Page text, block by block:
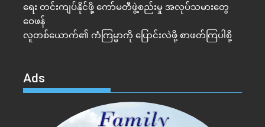
ရေး တင်းကျပ်နိုင်ဖို့ ကော်မတီဖွဲ့စည်းမှု အလုပ်သမားတွေ
ဝေဖန်
လူတစ်ယောက်၏ ကံကြမ္မာကို ပြောင်းလဲဖို့ စာဖတ်ကြပါစို့
Ads